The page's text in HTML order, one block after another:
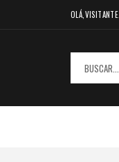
OLÁ,VISITANTE.